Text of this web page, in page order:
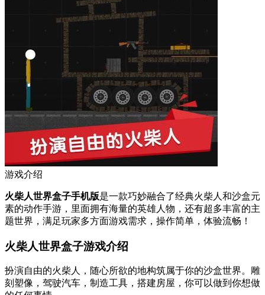
游戏介绍
火柴人世界盒子手机版是一款巧妙融合了经典火柴人和沙盒元
素的动作手游，里面拥有海量的英雄人物，还有超多丰富的主
题世界，满足玩家多方面游戏需求，操作简单，体验流畅！
火柴人世界盒子游戏介绍
扮演自由的火柴人，随心所欲的地构筑属于你的沙盒世界。雕
刻塑像，驾驶汽车，制造工具，搭建房屋，你可以做到你想做